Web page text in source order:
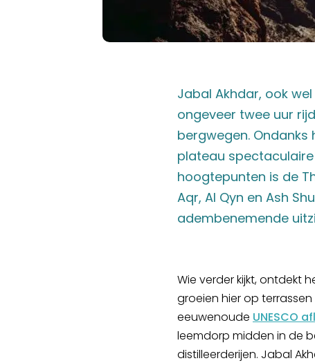
Jabal Akhdar, ook
ongeveer twee uur
bergwegen.
plateau spectaculaire
hoogtepunten is de
Aqr, Al Qyn en Ash
adembenemende
Wie verder kijkt, ontdekt
groeien hier op
eeuwenoude UNESCO
leemdorp midden in de
distilleerderijen. Jabal